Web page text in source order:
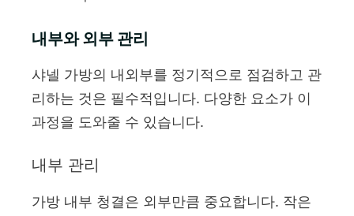
내부와 외부 관리
샤넬 가방의 내외부를 정기적으로 점검하고 관
리하는 것은 필수적입니다. 다양한 요소가 이
과정을 도와줄 수 있습니다.
내부 관리
가방 내부 청결은 외부만큼 중요합니다. 작은